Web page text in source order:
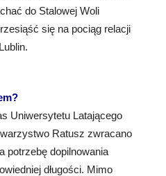
do Stalowej Woli
się na pociąg relacji
Uniwersytetu Latającego
Ratusz zwracano
potrzebę dopilnowania
długości. Mimo